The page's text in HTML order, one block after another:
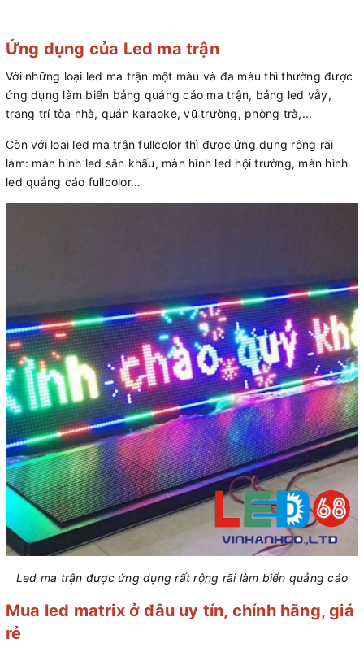
Ứng dụng của Led ma trận
Với những loại led ma trận một màu và đa màu thì thường được
ứng dụng làm biển bảng quảng cáo ma trận, bảng led vẫy,
trang trí tòa nhà, quán karaoke, vũ trường, phòng trà,...
Còn với loại led ma trận fullcolor thì được ứng dụng rộng rãi
làm: màn hình led sân khấu, màn hình led hội trường, màn hình
led quảng cáo fullcolor…
Led ma trận được ứng dụng rất rộng rãi làm biển quảng cáo
Mua led matrix ở đâu uy tín, chính hãng, giá
rẻ